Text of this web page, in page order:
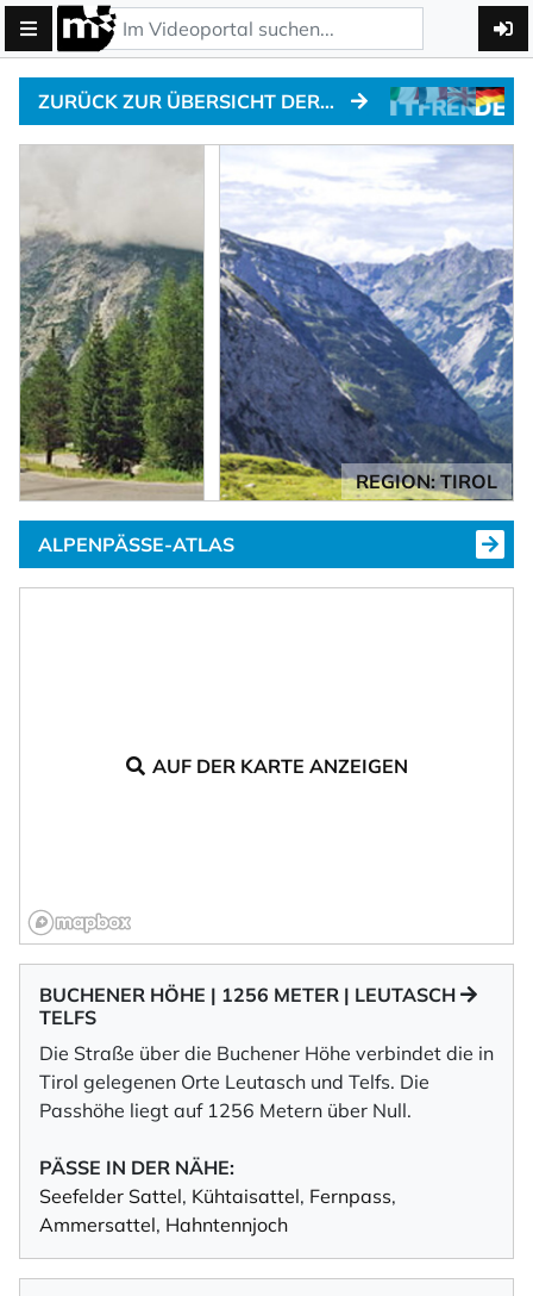
ZURÜCK ZUR ÜBERSICHT DER ALPENPÄSSE
REGION: TIROL
ALPENPÄSSE-ATLAS
AUF DER KARTE ANZEIGEN
BUCHENER HÖHE | 1256 METER | LEUTASCH
TELFS
Die Straße über die Buchener Höhe verbindet die in
Tirol gelegenen Orte Leutasch und Telfs. Die
Passhöhe liegt auf 1256 Metern über Null.
PÄSSE IN DER NÄHE:
Seefelder Sattel, Kühtaisattel, Fernpass,
Ammersattel, Hahntennjoch